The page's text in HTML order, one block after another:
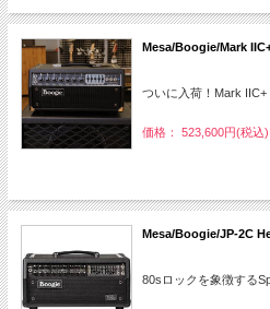
Mesa/Boogie/Mark
ついに入荷！Mark IIC+
価格： 523,600円(税込)
Mesa/Boogie/JP-2C
80sロックを象徴する